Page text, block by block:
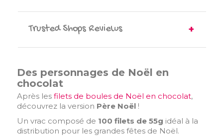
Trusted Shops Reviews
Des personnages de Noël en
chocolat
Après les filets de boules de Noël en chocolat,
découvrez la version Père Noël!
Un vrac composé de 100 filets de 55g idéal à la
distribution pour les grandes fêtes de Noël.